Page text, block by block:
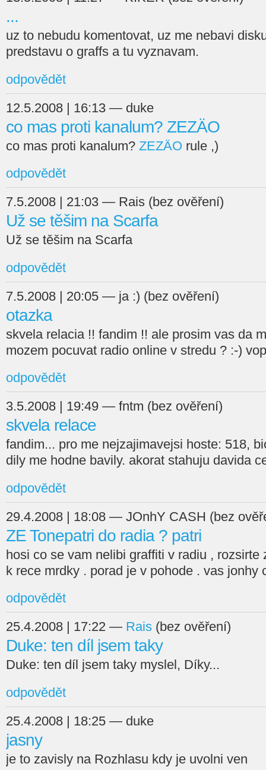
...
uz to nebudu komentovat, uz me nebavi
predstavu o graffs a tu vyznavam.
odpovědět
12.5.2008 | 16:13 — duke
co mas proti kanalum? ZEZÄO
co mas proti kanalum? ZEZÄO rule ,)
odpovědět
7.5.2008 | 21:03 — Rais (bez ověření)
Už se těšim na Scarfa
Už se těšim na Scarfa
odpovědět
7.5.2008 | 20:05 — ja :) (bez ověření)
otazka
skvela relacia !! fandim !! ale prosim vas da
mozem pocuvat radio online v stredu ? :-)
odpovědět
3.5.2008 | 19:49 — fntm (bez ověření)
skvela relace
fandim... pro me nejzajimavejsi hoste: 518,
dily me hodne bavily. akorat stahuju davida
odpovědět
29.4.2008 | 18:08 — JOnhY CASH (bez
ZE Tonepatri do radia ? patri
hosi co se vam nelibi graffiti v radiu , rozsirte
k rece mrdky . porad je v pohode . vas jonhy
odpovědět
25.4.2008 | 17:22 — Rais (bez ověření)
Duke: ten díl jsem taky
Duke: ten díl jsem taky myslel, Díky...
odpovědět
25.4.2008 | 18:25 — duke
jasny
je to zavisly na Rozhlasu kdy je uvolni ven